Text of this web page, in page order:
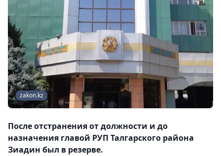
zakon.kz
После отстранения от должности и до
назначения главой РУП Талгарского района
Зиадин был в резерве.